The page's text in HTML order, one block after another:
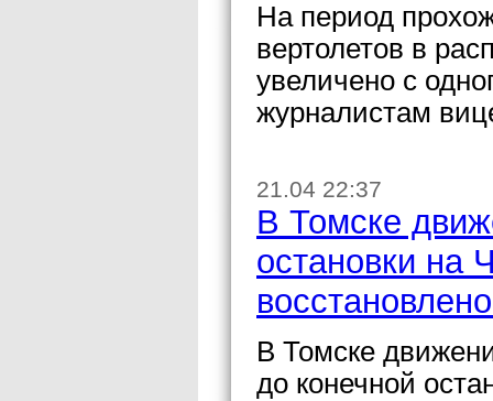
На период
вертолетов в
увеличено с
журналистам
21.04 22:37
В Томске
остановки на
В Томске
до конечной